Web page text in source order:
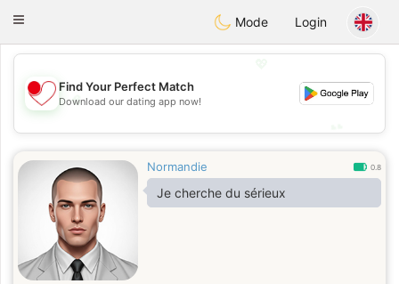
Chat
Toggle
Mode Login
💖
💕
Find Your Perfect Match
Download our dating app now!
Normandie 0.8
Je cherche du sérieux